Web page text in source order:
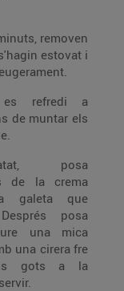
removen
estovat i
refredi a
de muntar els
posa
de la crema
galeta que
posa
una mica
una cirera fre
gots a la